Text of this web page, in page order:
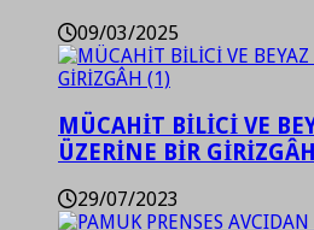
09/03/2025
MÜCAHİT BİLİCİ VE
ÜZERİNE BİR
29/07/2023